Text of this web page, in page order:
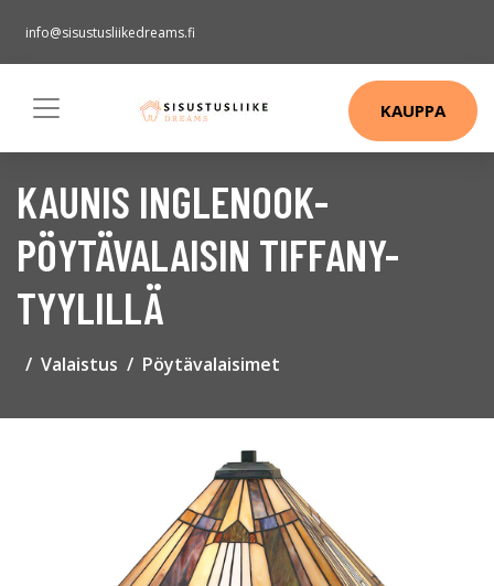
info@sisustusliikedreams.fi
KAUPPA
KAUNIS INGLENOOK-
PÖYTÄVALAISIN TIFFANY-
TYYLILLÄ
Valaistus Pöytävalaisimet